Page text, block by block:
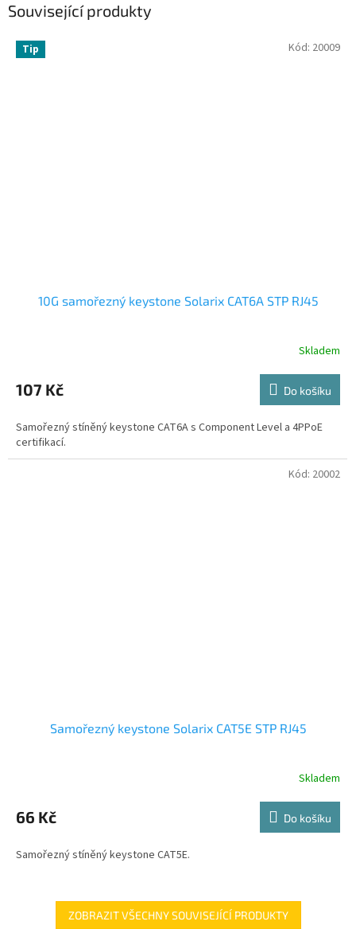
Související produkty
Tip
10G samořezný keystone Solarix CAT6A STP RJ45
Skladem
107 Kč Do košíku
Samořezný stíněný keystone CAT6A s Component Level a 4PPoE
certifikací.
Kód: 20009
Samořezný keystone Solarix CAT5E STP RJ45
Skladem
66 Kč Do košíku
Samořezný stíněný keystone CAT5E.
Kód: 20002
ZOBRAZIT VŠECHNY SOUVISEJÍCÍ PRODUKTY